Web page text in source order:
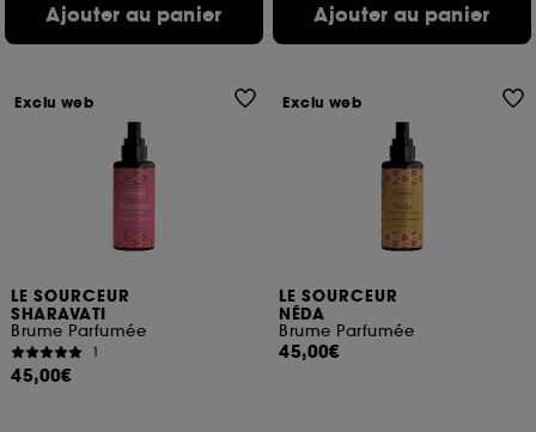
Ajouter au panier Ajouter au panier
LE SOURCEUR
SHARAVATI
Brume Parfumée
1
45,00€
Exclu web
LE SOURCEUR
NÉDA
Brume Parfumée
45,00€
Exclu web